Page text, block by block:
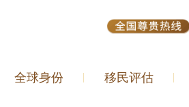
全球身份 移民评估